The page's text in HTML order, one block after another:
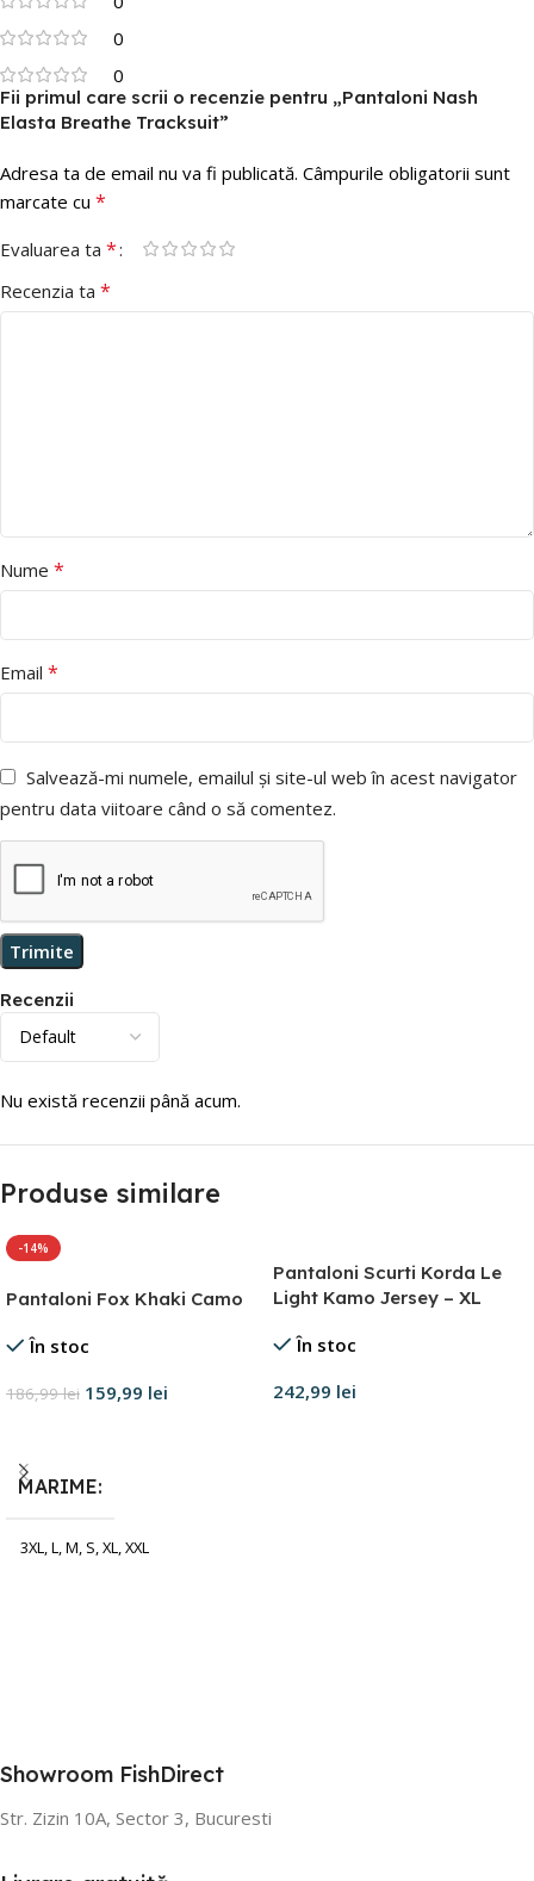
0
0
Recenzii
Nu există recenzii până acum.
Fii primul care scrii o recenzie pentru „Pantaloni Nash
Elasta Breathe Tracksuit”
Adresa ta de email nu va fi publicată. Câmpurile obligatorii sunt
marcate cu *
Evaluarea ta *
Recenzia ta *
Nume *
Email *
Salvează-mi numele, emailul și site-ul web în acest navigator
pentru data viitoare când o să comentez.
Produse similare
-14%
Pantaloni Fox Khaki Camo
În stoc
186,99lei 159,99 lei
MARIME
3XL,L,M, S,XL,XXL
Pantaloni Scurti Korda Le
Light Kamo Jersey – XL
În stoc
242,99 lei
Showroom FishDirect
Str. Zizin 10A, Sector 3, Bucuresti